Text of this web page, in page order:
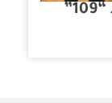
مجلة الأشتر الصغير العدد “109”